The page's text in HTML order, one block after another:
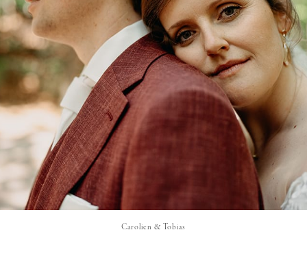
Carolien & Tobias